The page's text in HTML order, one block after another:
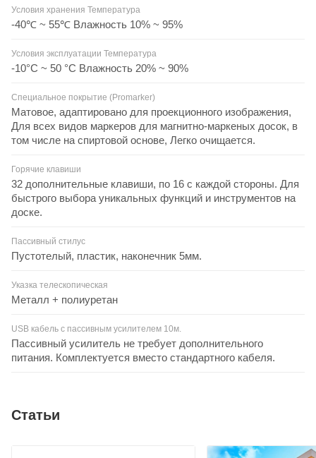
Условия хранения Температура
-40℃ ~ 55℃ Влажность 10% ~ 95%
Условия эксплуатации Температура
-10°C ~ 50 °C Влажность 20% ~ 90%
Специальное покрытие (Promarker)
Матовое, адаптировано для проекционного изображения,
Для всех видов маркеров для магнитно-маркеных досок, в
том числе на спиртовой основе, Легко очищается.
Горячие клавиши
32 дополнительные клавиши, по 16 с каждой стороны. Для
быстрого выбора уникальных функций и инструментов на
доске.
Пассивный стилус
Пустотелый, пластик, наконечник 5мм.
Указка телескопическая
Металл + полиуретан
USB кабель с пассивным усилителем 10м.
Пассивный усилитель не требует дополнительного
питания. Комплектуется вместо стандартного кабеля.
Статьи